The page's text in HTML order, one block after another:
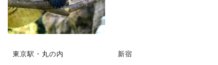
東京駅・丸の内 新宿